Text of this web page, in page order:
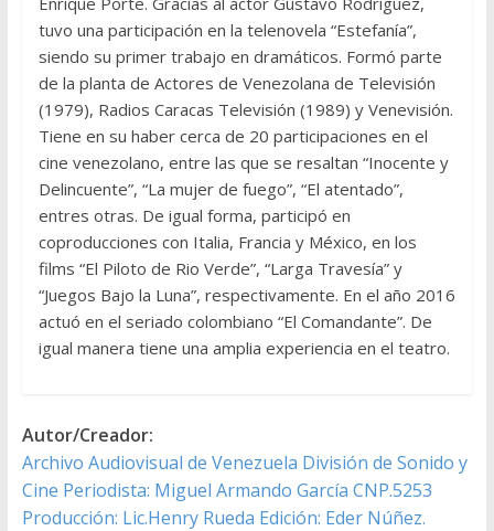
tuvo una participación en la telenovela “Estefanía”,
siendo su primer trabajo en dramáticos. Formó parte
de la planta de Actores de Venezolana de Televisión
(1979), Radios Caracas Televisión (1989) y Venevisión.
Tiene en su haber cerca de 20 participaciones en el
cine venezolano, entre las que se resaltan “Inocente y
Delincuente”, “La mujer de fuego”, “El atentado”,
entres otras. De igual forma, participó en
coproducciones con Italia, Francia y México, en los
films “El Piloto de Rio Verde”, “Larga Travesía” y
“Juegos Bajo la Luna”, respectivamente. En el año 2016
actuó en el seriado colombiano “El Comandante”. De
igual manera tiene una amplia experiencia en el teatro.
Autor/Creador:
Archivo Audiovisual de Venezuela División de Sonido y
Cine Periodista: Miguel Armando García CNP.5253
Producción: Lic.Henry Rueda Edición: Eder Núñez.